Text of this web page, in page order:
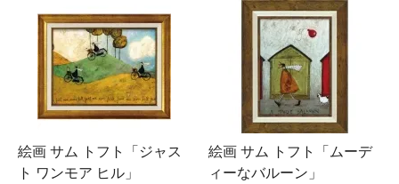
絵画 サム トフト「ジャス
ト ワンモア ヒル」
絵画 サム トフト「ムーデ
ィーなバルーン」